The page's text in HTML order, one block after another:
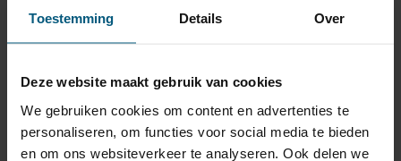
Toestemming Details Over
Deze website maakt gebruik van cookies
We gebruiken cookies om content en advertenties te
personaliseren, om functies voor social media te bieden
en om ons websiteverkeer te analyseren. Ook delen we
Klantbeoordeling 9,2/10
Kabelset specificatie